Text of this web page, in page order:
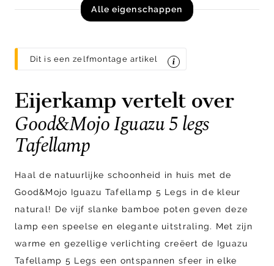
Alle eigenschappen
Dit is een zelfmontage artikel
Eijerkamp vertelt over
Good&Mojo Iguazu 5 legs
Tafellamp
Haal de natuurlijke schoonheid in huis met de
Good&Mojo Iguazu Tafellamp 5 Legs in de kleur
natural! De vijf slanke bamboe poten geven deze
lamp een speelse en elegante uitstraling. Met zijn
warme en gezellige verlichting creëert de Iguazu
Tafellamp 5 Legs een ontspannen sfeer in elke